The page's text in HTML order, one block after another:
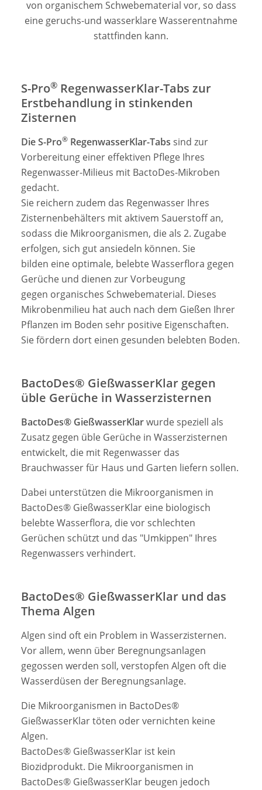
von organischem Schwebematerial vor, so dass
eine geruchs-und wasserklare Wasserentnahme
stattfinden kann.
S-Pro® RegenwasserKlar-Tabs zur
Erstbehandlung in stinkenden
Zisternen
Die S-Pro® RegenwasserKlar-Tabs sind zur
Vorbereitung einer effektiven Pflege Ihres
Regenwasser-Milieus mit BactoDes-Mikroben
gedacht.
Sie reichern zudem das Regenwasser Ihres
Zisternenbehälters mit aktivem Sauerstoff an,
sodass die Mikroorganismen, die als 2. Zugabe
erfolgen, sich gut ansiedeln können. Sie
bilden eine optimale, belebte Wasserflora gegen
Gerüche und dienen zur Vorbeugung
gegen organisches Schwebematerial. Dieses
Mikrobenmilieu hat auch nach dem Gießen Ihrer
Pflanzen im Boden sehr positive Eigenschaften.
Sie fördern dort einen gesunden belebten Boden.
BactoDes® GießwasserKlar gegen
üble Gerüche in Wasserzisternen
BactoDes® GießwasserKlarwurde speziell als
Zusatz gegen üble Gerüche in Wasserzisternen
entwickelt, die mit Regenwasser das
Brauchwasser für Haus und Garten liefern sollen.
Dabei unterstützen die Mikroorganismen in
BactoDes® GießwasserKlar eine biologisch
belebte Wasserflora, die vor schlechten
Gerüchen schützt und das "Umkippen" Ihres
Regenwassers verhindert.
BactoDes® GießwasserKlar und das
Thema Algen
Algen sind oft ein Problem in Wasserzisternen.
Vor allem, wenn über Beregnungsanlagen
gegossen werden soll, verstopfen Algen oft die
Wasserdüsen der Beregnungsanlage.
Die Mikroorganismen in BactoDes®
GießwasserKlar töten oder vernichten keine
Algen.
BactoDes® GießwasserKlar ist kein
Biozidprodukt. Die Mikroorganismen in
BactoDes® GießwasserKlar beugen jedoch